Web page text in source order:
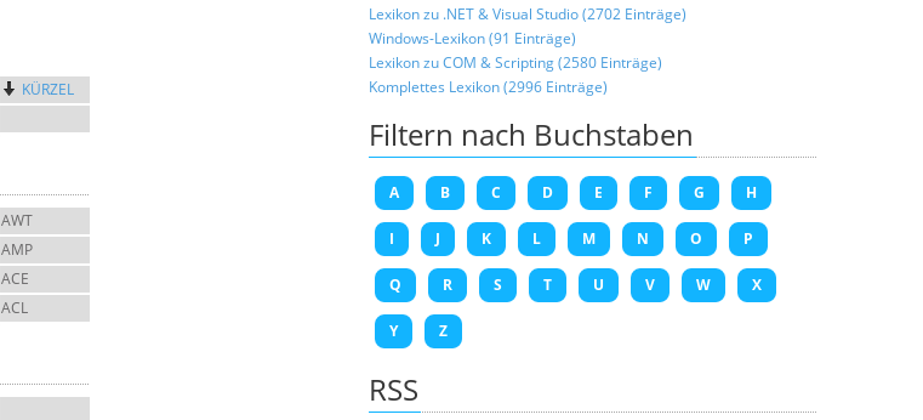
KÜRZEL
AWT
AMP
ACE
ACL
Lexikon zu .NET & Visual Studio (2702 Einträge)
Windows-Lexikon (91 Einträge)
Lexikon zu COM & Scripting (2580 Einträge)
Komplettes Lexikon (2996 Einträge)
Filtern nach Buchstaben
A B C D E F G H
I J K L M N O P
Q R S T U V W X
Y Z
RSS